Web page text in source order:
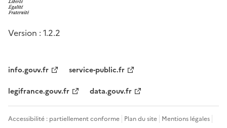
Version : 1.2.2
info.gouv.fr
service-public.fr
legifrance.gouv.fr
data.gouv.fr
Accessibilité : partiellement conforme Plan du site Mentions légales